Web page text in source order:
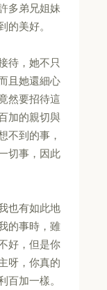
多弟兄姐妹
的美好。
待，她不只
且她還細心
然要招待這
加的親切與
不到的事，
切事，因此
也有如此地
的事時，雖
好，但是你
呀，你真的
百加一樣。